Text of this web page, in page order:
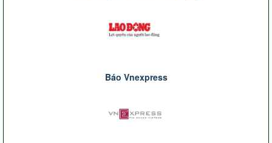
Báo Vnexpress